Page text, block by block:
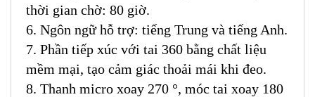
thời gian chờ: 80 giờ.
6. Ngôn ngữ hỗ trợ: tiếng Trung và tiếng Anh.
7. Phần tiếp xúc với tai 360 bằng chất liệu
mềm mại, tạo cảm giác thoải mái khi đeo.
8. Thanh micro xoay 270 °, móc tai xoay 180